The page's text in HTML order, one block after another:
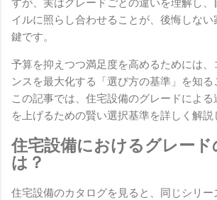
イルに照らし合わせることが、後悔しな
鍵です。
予算を抑えつつ満足度を高めるためには、
ンスを最大化する「選び方の基準」を知る
この記事では、住宅設備のグレードによ
を上げるための賢い選択基準を詳しく解説
住宅設備におけるグレード
は？
住宅設備のカタログを見ると、同じシリ